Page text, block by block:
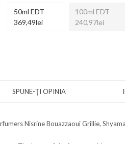
50ml EDT
369,49lei
100ml EDT
240,97lei
SPUNE-ŢI OPINIA
Nisrine Bouazzaoui Grillie,